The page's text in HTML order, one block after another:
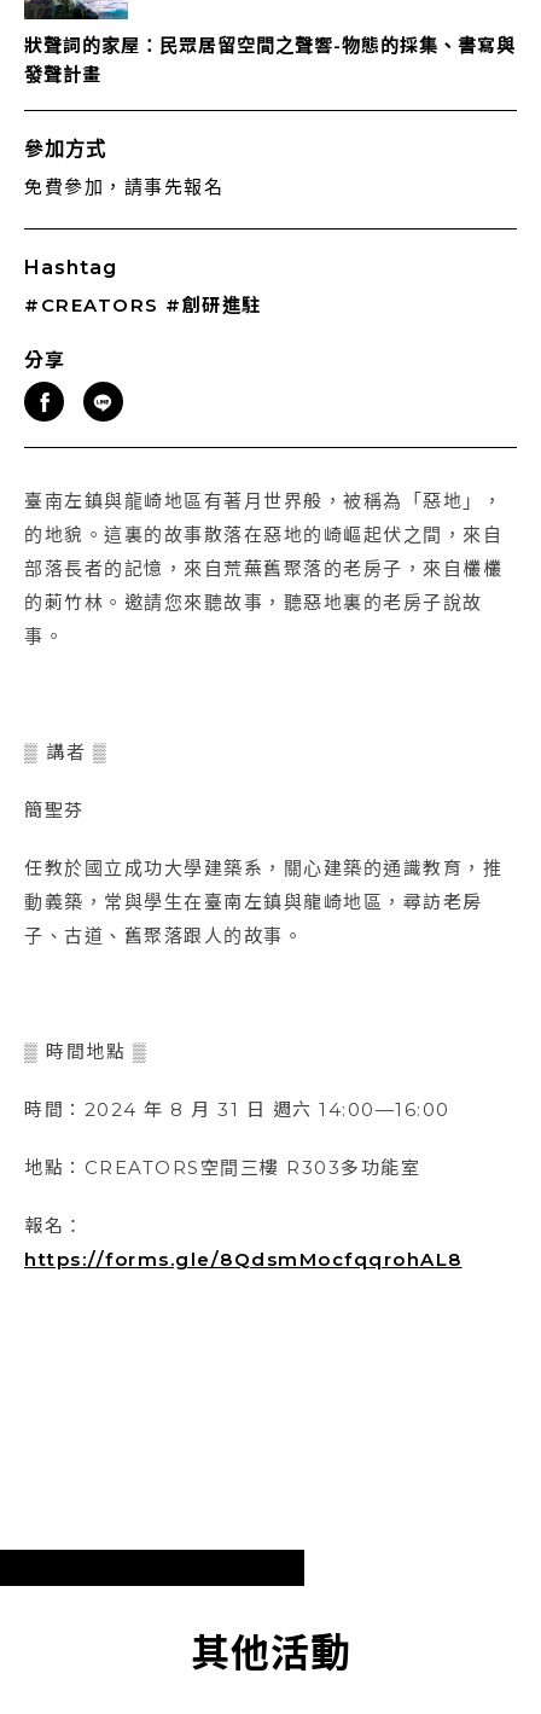
狀聲詞的家屋：民眾居留空間之聲響-物態的採集、書寫與
發聲計畫
參加方式
免費參加，請事先報名
Hashtag
#CREATORS #創研進駐
分享
臺南左鎮與龍崎地區有著月世界般，被稱為「惡地」，
的地貌。這裏的故事散落在惡地的崎嶇起伏之間，來自
部落長者的記憶，來自荒蕪舊聚落的老房子，來自欉欉
的莿竹林。邀請您來聽故事，聽惡地裏的老房子說故
事。
▒ 講者 ▒
簡聖芬
任教於國立成功大學建築系，關心建築的通識教育，推
動義築，常與學生在臺南左鎮與龍崎地區，尋訪老房
⼦、古道、舊聚落跟⼈的故事。
▒ 時間地點 ▒
時間：2024 年 8 月 31 日 週六 14:00—16:00
地點：CREATORS空間三樓 R303多功能室
報名：
https://forms.gle/8QdsmMocfqqrohAL8
其他活動